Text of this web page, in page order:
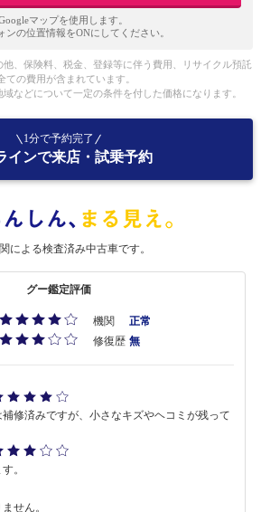
マップを使用します。
ンの位置情報をONにしてください。
、保険料、税金、登録等に伴う費用、リサイクル預託
の費用が含まれています。
などについて一定の条件を付した価格になります。
1分で予約完了
インで来店・試乗予約
による検査済み中古車です。
グー鑑定評価
機関
正常
修復歴 無
修済みですが、小さなキズやヘコミが残って
。
せん。